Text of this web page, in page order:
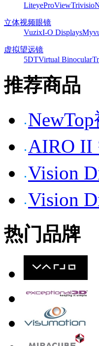
LiteyeProViewTrivisio
立体视频眼镜
VuzixI-O Displays
虚拟望远镜
5DTVirtual Binocular
推荐商品
AIRO II
Vision
Vision
热门品牌